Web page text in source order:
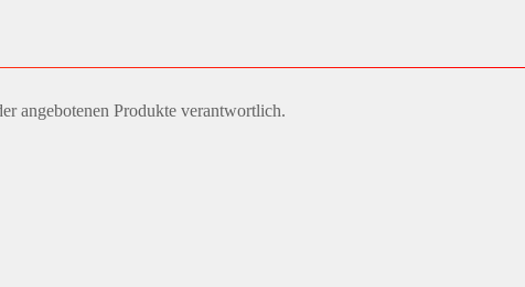
angebotenen Produkte verantwortlich.